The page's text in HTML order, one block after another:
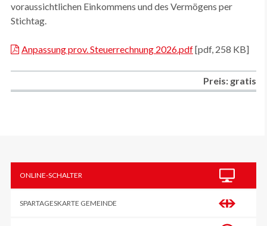
voraussichtlichen Einkommens und des Vermögens per
Stichtag.
Anpassung prov. Steuerrechnung 2026.pdf[pdf, 258 KB]
Preis: gratis
ONLINE-SCHALTER
SPARTAGESKARTE GEMEINDE